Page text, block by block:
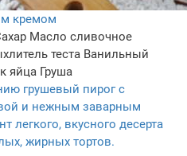
кремом
Масло сливочное
теста Ванильный
яйца Груша
грушевый пирог с
и нежным заварным
легкого, вкусного десерта
жирных тортов.